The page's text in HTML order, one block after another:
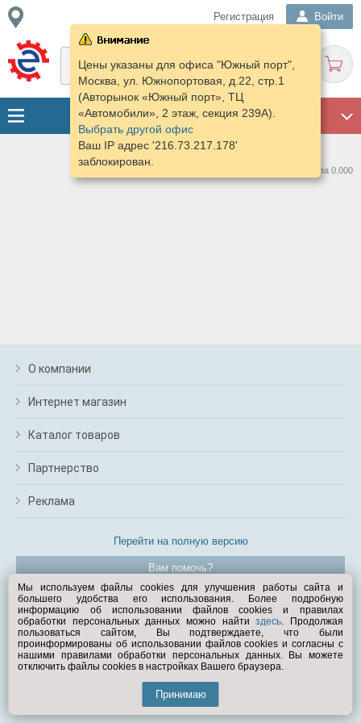
Регистрация Войти
Цены указаны для офиса "Южный порт",
Москва, ул. Южнопортовая, д.22, стр.1
(Авторынок «Южный порт», ТЦ
«Автомобили», 2 этаж, секция 239А).
Выбрать другой офис
Ваш IP адрес '216.73.217.178'
заблокирован.
Нашлось предложений: 0 за 0.000
О компании
Интернет магазин
Каталог товаров
Партнерство
Реклама
Перейти на полную версию
Вам помочь?
© Exist.ru 1998—2026
Мы используем файлы cookies для улучшения работы сайта и
большего удобства его использования. Более подробную
информацию об использовании файлов cookies и правилах
обработки персональных данных можно найтиздесь. Продолжая
пользоваться сайтом, Вы подтверждаете, что были
проинформированы об использовании файлов cookies и согласны с
нашими правилами обработки персональных данных. Вы можете
отключить файлы cookies в настройках Вашего браузера.
Принимаю